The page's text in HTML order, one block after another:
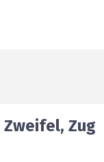
Zweifel, Zug